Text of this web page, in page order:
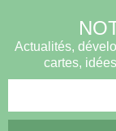
Actualités,
cartes,